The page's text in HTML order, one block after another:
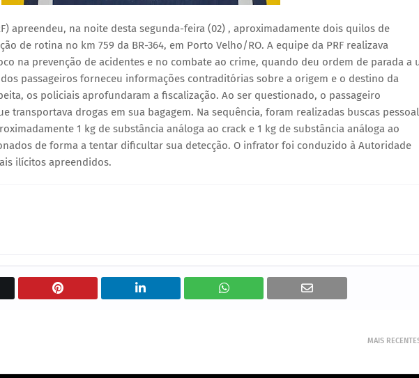
apreendeu, na noite desta segunda-feira (02) , aproximadamente dois quilos de
de rotina no km 759 da BR-364, em Porto Velho/RO. A equipe da PRF realizava
na prevenção de acidentes e no combate ao crime, quando deu ordem de parada a
passageiros forneceu informações contraditórias sobre a origem e o destino da
os policiais aprofundaram a fiscalização. Ao ser questionado, o passageiro
transportava drogas em sua bagagem. Na sequência, foram realizadas buscas
1 kg de substância análoga ao crack e 1 kg de substância análoga ao
de forma a tentar dificultar sua detecção. O infrator foi conduzido à Autoridade
ilícitos apreendidos.
MAIS